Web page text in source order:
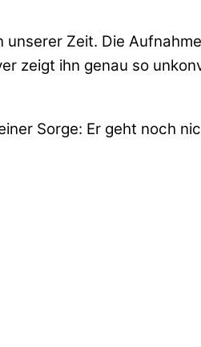
Zeit. Die
zeigt ihn genau so
Sorge: Er geht noch